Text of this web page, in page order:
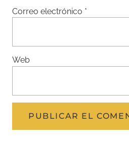
Correo electrónico *
Web